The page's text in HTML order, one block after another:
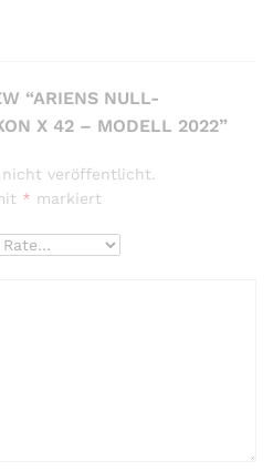
“ARIENS NULL-
X 42 – MODELL 2022”
nicht veröffentlicht.
* markiert